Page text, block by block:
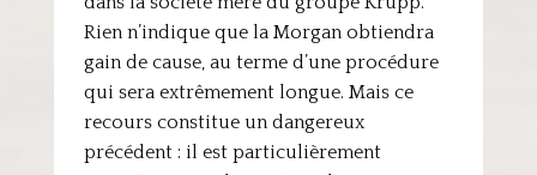
Rien n’indique que la Morgan obtiendra
gain de cause, au terme d’une procédure
qui sera extrêmement longue. Mais ce
recours constitue un dangereux
précédent : il est particulièrement